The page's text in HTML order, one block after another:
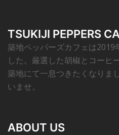
TSUKIJI PEPPERS
築地ペッパーズカフェは2019
した。厳選した胡椒とコーヒ
築地にて一息つきたくなりま
いませ。
ABOUT US